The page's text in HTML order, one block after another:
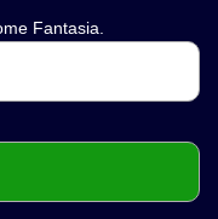
Fantasia.